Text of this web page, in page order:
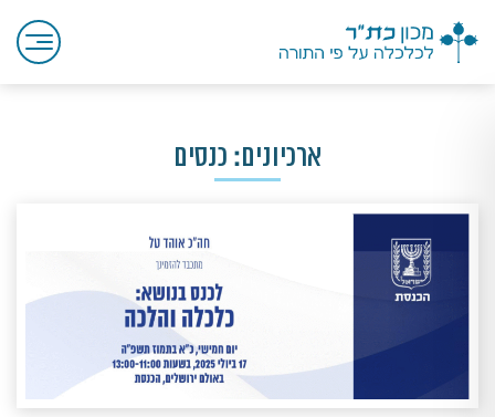
ארכיונים: כנסים